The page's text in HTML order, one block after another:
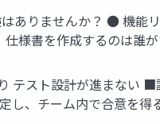
ありませんか？ ● 機能
様書を作成するのは誰
テスト設計が進まない
し、チーム内で合意を得